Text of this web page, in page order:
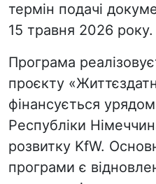
термін подачі
15 травня 2026 року.
Програма
проєкту
фінансується
Республіки
розвитку KfW.
програми є